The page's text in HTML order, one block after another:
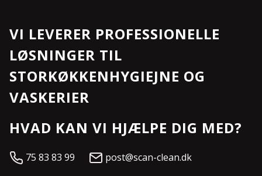
VI LEVERER PROFESSIONELLE
LØSNINGER TIL
STORKØKKENHYGIEJNE OG
VASKERIER
HVAD KAN VI HJÆLPE DIG MED?
75 83 83 99 post@scan-clean.dk